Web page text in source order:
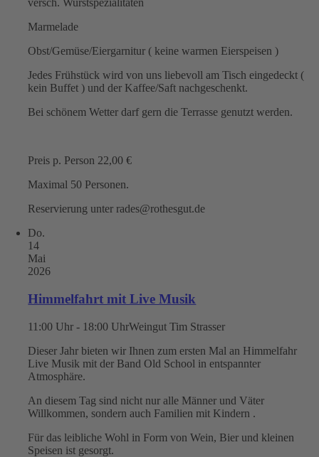
versch. Wurstspezialitäten
Marmelade
Obst/Gemüse/Eiergarnitur ( keine warmen Eierspeisen )
Jedes Frühstück wird von uns liebevoll am Tisch eingedeckt (
kein Buffet ) und der Kaffee/Saft nachgeschenkt.
Bei schönem Wetter darf gern die Terrasse genutzt werden.
Preis p. Person 22,00 €
Maximal 50 Personen.
Reservierung unter rades@rothesgut.de
Do.
14
Mai
2026
Himmelfahrt mit Live Musik
11:00 Uhr - 18:00 UhrWeingut Tim Strasser
Dieser Jahr bieten wir Ihnen zum ersten Mal an Himmelfahr
Live Musik mit der Band Old School in entspannter
Atmosphäre.
An diesem Tag sind nicht nur alle Männer und Väter
Willkommen, sondern auch Familien mit Kindern .
Für das leibliche Wohl in Form von Wein, Bier und kleinen
Speisen ist gesorgt.